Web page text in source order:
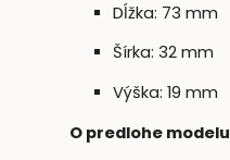
Dĺžka: 73 mm
Šírka: 32 mm
Výška: 19 mm
O predlohe modelu